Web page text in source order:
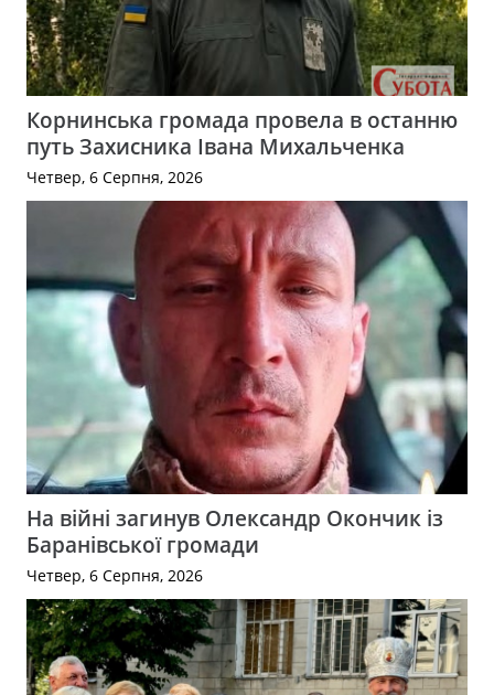
Корнинська громада провела в останню
путь Захисника Івана Михальченка
Четвер, 6 Серпня, 2026
На війні загинув Олександр Окончик із
Баранівської громади
Четвер, 6 Серпня, 2026